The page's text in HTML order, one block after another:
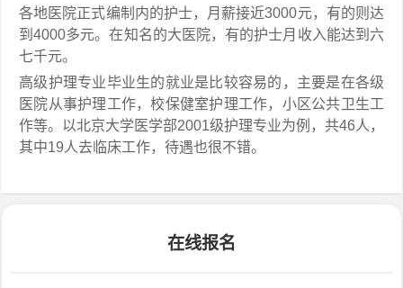
各地医院正式编制内的护士，月薪接近3000元，有的则达
到4000多元。在知名的大医院，有的护士月收入能达到六
七千元。
高级护理专业毕业生的就业是比较容易的，主要是在各级
医院从事护理工作，校保健室护理工作，小区公共卫生工
作等。以北京大学医学部2001级护理专业为例，共46人，
其中19人去临床工作，待遇也很不错。
在线报名